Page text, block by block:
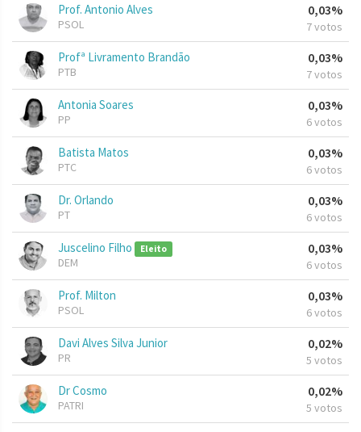
Prof. Antonio Alves
PSOL
0,03%
7 votos
Profª Livramento Brandão
PTB
0,03%
7 votos
Antonia Soares
PP
0,03%
6 votos
Batista Matos
PTC
0,03%
6 votos
Dr. Orlando
PT
0,03%
6 votos
Juscelino Filho Eleito
DEM
0,03%
6 votos
Prof. Milton
PSOL
0,03%
6 votos
Davi Alves Silva Junior
PR
0,02%
5 votos
Dr Cosmo
PATRI
0,02%
5 votos